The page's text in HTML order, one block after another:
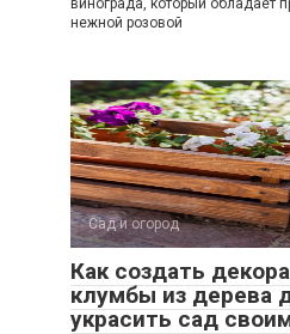
винограда, который обладает
нежной розовой
Сад и огород
Как создать
клумбы из дерева
украсить сад